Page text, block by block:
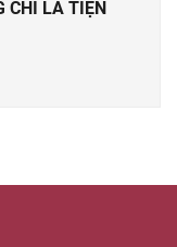
CHỈ LÀ TIỆN